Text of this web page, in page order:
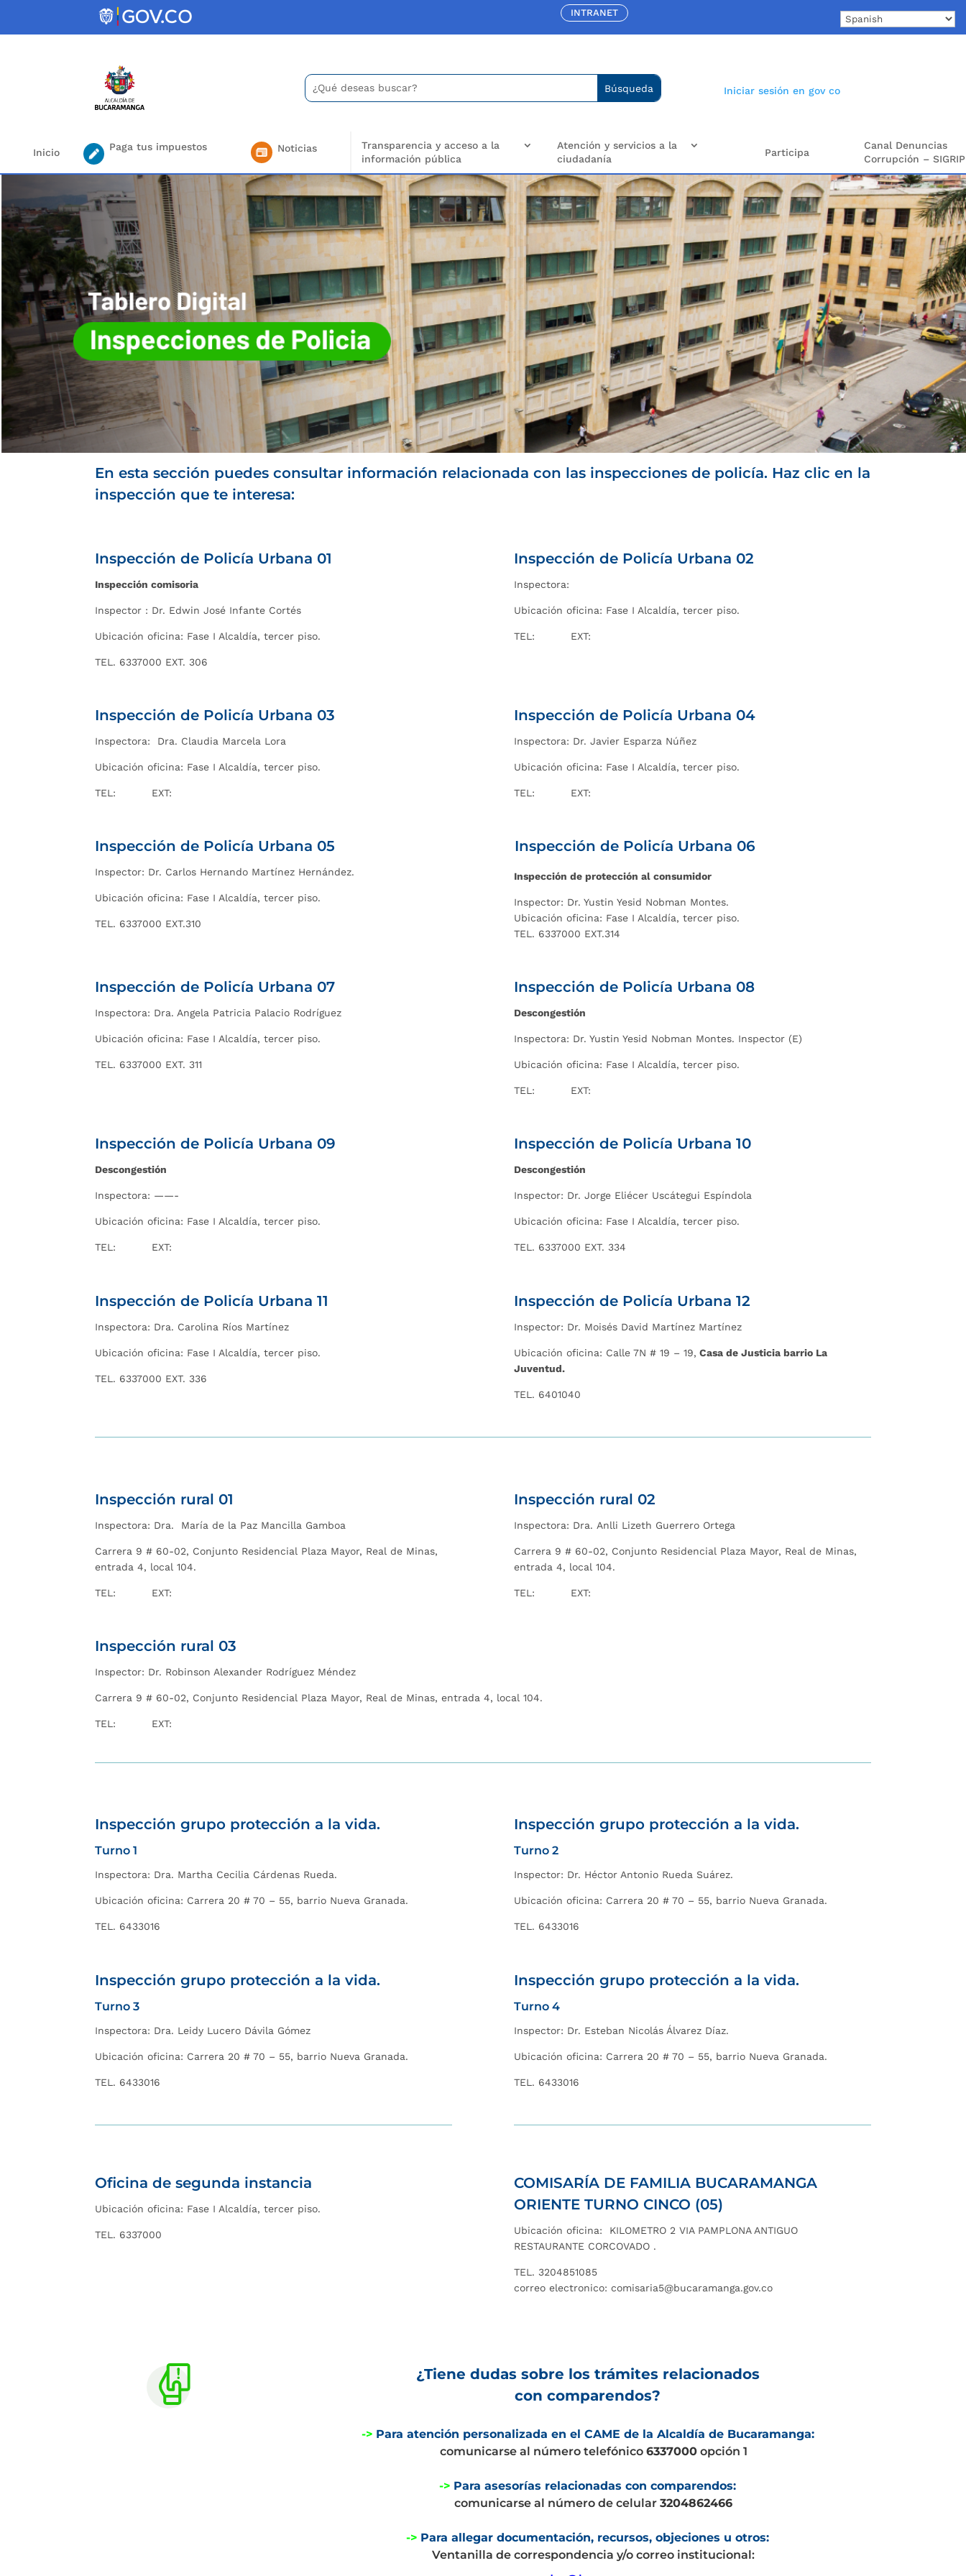
INTRANET
Buscar:
Search
for...
Iniciar sesión en gov co
Inicio Paga tus impuestos Noticias
Transparencia y acceso a la
información pública
Atención y servicios a la
ciudadanía
Participa
Canal Denuncias
Corrupción – SIGRIP
En esta sección puedes consultar información relacionada con las inspecciones de policía. Haz clic en la
inspección que te interesa:
Inspección de Policía Urbana 01
Inspección comisoria
Inspector : Dr. Edwin José Infante Cortés
Ubicación oficina: Fase I Alcaldía, tercer piso.
TEL. 6337000 EXT. 306
Inspección de Policía Urbana 02
Inspectora:
Ubicación oficina: Fase I Alcaldía, tercer piso.
TEL: EXT:
Inspección de Policía Urbana 03
Inspectora: Dra. Claudia Marcela Lora
Ubicación oficina: Fase I Alcaldía, tercer piso.
TEL: EXT:
Inspección de Policía Urbana 04
Inspectora: Dr. Javier Esparza Núñez
Ubicación oficina: Fase I Alcaldía, tercer piso.
TEL: EXT:
Inspección de Policía Urbana 05
Inspector: Dr. Carlos Hernando Martínez Hernández.
Ubicación oficina: Fase I Alcaldía, tercer piso.
TEL. 6337000 EXT.310
Inspección de Policía Urbana 06
Inspección de protección al consumidor
Inspector: Dr. Yustin Yesid Nobman Montes.
Ubicación oficina: Fase I Alcaldía, tercer piso.
TEL. 6337000 EXT.314
Inspección de Policía Urbana 07
Inspectora: Dra. Angela Patricia Palacio Rodríguez
Ubicación oficina: Fase I Alcaldía, tercer piso.
TEL. 6337000 EXT. 311
Inspección de Policía Urbana 08
Descongestión
Inspectora: Dr. Yustin Yesid Nobman Montes. Inspector (E)
Ubicación oficina: Fase I Alcaldía, tercer piso.
TEL: EXT:
Inspección de Policía Urbana 09
Descongestión
Inspectora: ——-
Ubicación oficina: Fase I Alcaldía, tercer piso.
TEL: EXT:
Inspección de Policía Urbana 10
Descongestión
Inspector: Dr. Jorge Eliécer Uscátegui Espíndola
Ubicación oficina: Fase I Alcaldía, tercer piso.
TEL. 6337000 EXT. 334
Inspección de Policía Urbana 11
Inspectora: Dra. Carolina Ríos Martínez
Ubicación oficina: Fase I Alcaldía, tercer piso.
TEL. 6337000 EXT. 336
Inspección de Policía Urbana 12
Inspector: Dr. Moisés David Martínez Martínez
Ubicación oficina: Calle 7N # 19 – 19, Casa de Justicia barrio La
Juventud.
TEL. 6401040
Inspección rural 01
Inspectora: Dra. María de la Paz Mancilla Gamboa
Carrera 9 # 60-02, Conjunto Residencial Plaza Mayor, Real de Minas,
entrada 4, local 104.
TEL: EXT:
Inspección rural 02
Inspectora: Dra. Anlli Lizeth Guerrero Ortega
Carrera 9 # 60-02, Conjunto Residencial Plaza Mayor, Real de Minas,
entrada 4, local 104.
TEL: EXT:
Inspección rural 03
Inspector: Dr. Robinson Alexander Rodríguez Méndez
Carrera 9 # 60-02, Conjunto Residencial Plaza Mayor, Real de Minas, entrada 4, local 104.
TEL: EXT:
Inspección grupo protección a la vida.
Turno 1
Inspectora: Dra. Martha Cecilia Cárdenas Rueda.
Ubicación oficina: Carrera 20 # 70 – 55, barrio Nueva Granada.
TEL. 6433016
Inspección grupo protección a la vida.
Turno 2
Inspector: Dr. Héctor Antonio Rueda Suárez.
Ubicación oficina: Carrera 20 # 70 – 55, barrio Nueva Granada.
TEL. 6433016
Inspección grupo protección a la vida.
Turno 3
Inspectora: Dra. Leidy Lucero Dávila Gómez
Ubicación oficina: Carrera 20 # 70 – 55, barrio Nueva Granada.
TEL. 6433016
Inspección grupo protección a la vida.
Turno 4
Inspector: Dr. Esteban Nicolás Álvarez Díaz.
Ubicación oficina: Carrera 20 # 70 – 55, barrio Nueva Granada.
TEL. 6433016
Oficina de segunda instancia
Ubicación oficina: Fase I Alcaldía, tercer piso.
TEL. 6337000
COMISARÍA DE FAMILIA BUCARAMANGA
ORIENTE TURNO CINCO (05)
Ubicación oficina: KILOMETRO 2 VIA PAMPLONA ANTIGUO
RESTAURANTE CORCOVADO .
TEL.3204851085
correo electronico: comisaria5@bucaramanga.gov.co
¿Tiene dudas sobre los trámites relacionados
con comparendos?
-> Para atención personalizada en el CAME de la Alcaldía de Bucaramanga:
comunicarse al número telefónico 6337000opción 1
-> Para asesorías relacionadas con comparendos:
comunicarse al número de celular3204862466
-> Para allegar documentación, recursos, objeciones u otros:
Ventanilla de correspondencia y/o correo institucional: